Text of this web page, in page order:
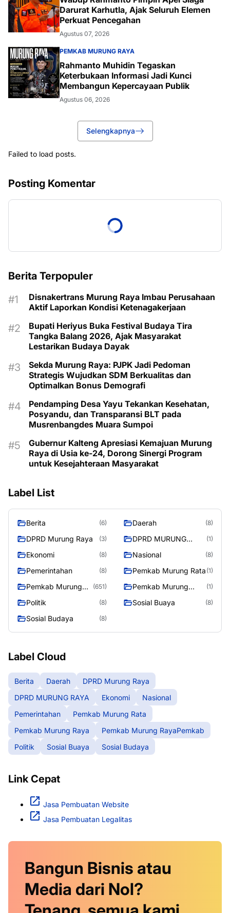
Darurat Karhutla, Ajak Seluruh Elemen
Perkuat Pencegahan
Agustus 07, 2026
PEMKAB MURUNG RAYA
Rahmanto Muhidin Tegaskan
Keterbukaan Informasi Jadi Kunci
Membangun Kepercayaan Publik
Agustus 06, 2026
Selengkapnya
Failed to load posts.
Posting Komentar
Berita Terpopuler
Disnakertrans Murung Raya Imbau Perusahaan
Aktif Laporkan Kondisi Ketenagakerjaan
Bupati Heriyus Buka Festival Budaya Tira
Tangka Balang 2026, Ajak Masyarakat
Lestarikan Budaya Dayak
Sekda Murung Raya: PJPK Jadi Pedoman
Strategis Wujudkan SDM Berkualitas dan
Optimalkan Bonus Demografi
Pendamping Desa Yayu Tekankan Kesehatan,
Posyandu, dan Transparansi BLT pada
Musrenbangdes Muara Sumpoi
Gubernur Kalteng Apresiasi Kemajuan Murung
Raya di Usia ke-24, Dorong Sinergi Program
untuk Kesejahteraan Masyarakat
Label List
Berita (6) Daerah (8)
DPRD Murung Raya (3)
DPRD MURUNG
(1)
Ekonomi (8) Nasional (8)
Pemerintahan (8) Pemkab Murung Rata (1)
Pemkab Murung
(651)
Pemkab Murung
(1)
Politik (8) Sosial Buaya (8)
Sosial Budaya (8)
Label Cloud
Berita Daerah
DPRD Murung Raya
DPRD MURUNG RAYA
Ekonomi
Nasional
Pemerintahan
Pemkab Murung Rata
Pemkab Murung Raya
Pemkab Murung RayaPemkab
Politik
Sosial Buaya Sosial Budaya
Link Cepat
Jasa Pembuatan Website
Jasa Pembuatan Legalitas
Bangun Bisnis atau
Media dari Nol?